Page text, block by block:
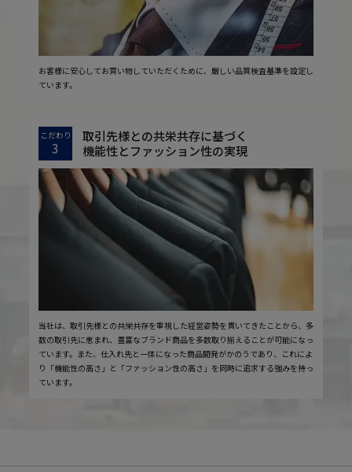
お客様に安心してお買い物していただくために、厳しい品質検査基準を設定し
ています。
こだわり
3
取引先様との共栄共存に基づく
機能性とファッション性の実現
当社は、取引先様との共栄共存を重視した経営姿勢を貫いてきたことから、多
数の取引先に恵まれ、豊富なブランド商品を多数取り揃えることが可能になっ
ています。また、仕入れ先と一体になった商品開発がかのうであり、これによ
り「機能性の高さ」と「ファッション性の高さ」を同時に追求する強みを持っ
ています。